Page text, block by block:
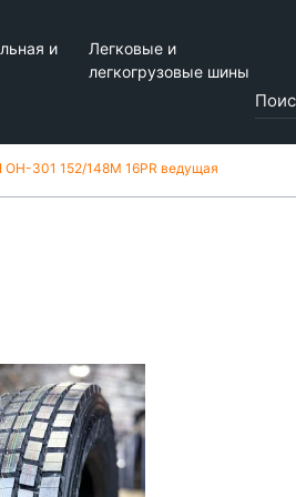
и
Легковые и
легкогрузовые шины
OH-301 152/148М 16PR ведущая